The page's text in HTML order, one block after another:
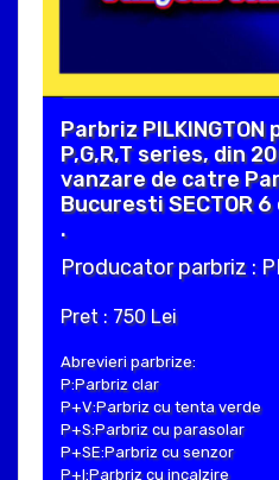
Parbriz PILKINGTON
P,G,R,T series, din
vanzare de catre
Bucuresti SECTOR
.
Producator parbriz :
Pret : 750 Lei
Abrevieri parbrize:
P:Parbriz clar
P+V:Parbriz cu tenta verde
P+S:Parbriz cu parasolar
P+SE:Parbriz cu senzor
P+I:Parbriz cu incalzire